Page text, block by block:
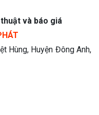
và báo giá
Hùng, Huyện Đông Anh,